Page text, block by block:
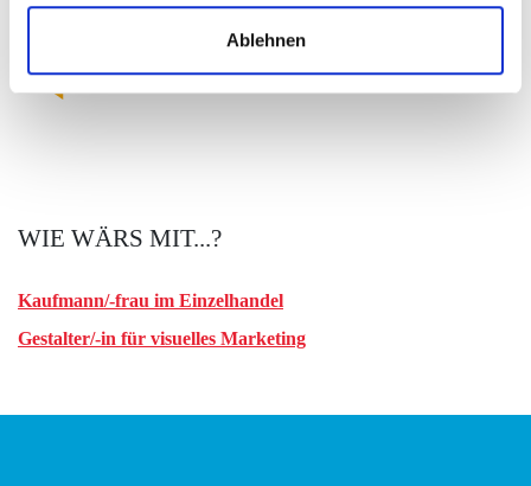
Ablehnen
WIE WÄRS MIT...?
Kaufmann/-frau im Einzelhandel
Gestalter/-in für visuelles Marketing